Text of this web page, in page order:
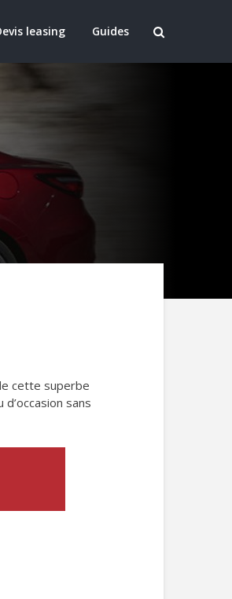
leasing Guides
cette superbe
sans